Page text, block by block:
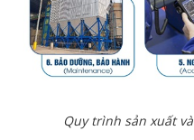
Quy trình sản xuất